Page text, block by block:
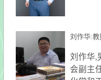
刘作华:
刘作华,
会副主